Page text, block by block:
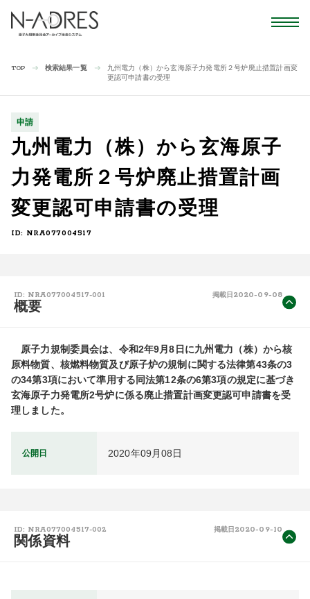
TOP 検索結果一覧
九州電力（株）から玄海原子力発電所２号炉廃止措置計画変
更認可申請書の受理
申請
九州電力（株）から玄海原子
力発電所２号炉廃止措置計画
変更認可申請書の受理
ID: NRA077004517
ID: NRA077004517-001 掲載日 2020-09-08
概要
原子力規制委員会は、令和2年9月8日に九州電力（株）から核
原料物質、核燃料物質及び原子炉の規制に関する法律第43条の3
の34第3項において準用する同法第12条の6第3項の規定に基づき
玄海原子力発電所2号炉に係る廃止措置計画変更認可申請書を受
理しました。
公開日 2020年09月08日
ID: NRA077004517-002 掲載日 2020-09-10
関係資料